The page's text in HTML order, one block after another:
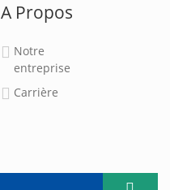
A Propos
Notre
entreprise
Carrière